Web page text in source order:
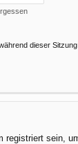
dieser
registriert sein,